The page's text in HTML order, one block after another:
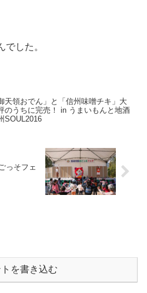
した。
天領おでん」と「信州味噌チキ」大
のうちに完売！ in うまいもんと地酒
SOUL2016
っそフェ
を書き込む